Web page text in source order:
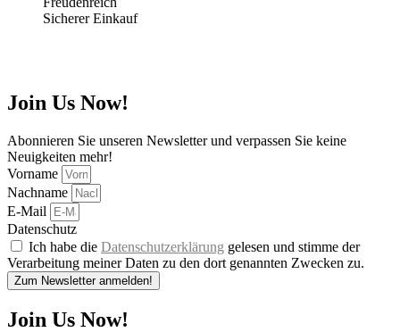
Sicherer Einkauf
Join Us Now!
Abonnieren Sie unseren Newsletter und verpassen Sie keine
Neuigkeiten mehr!
Vorname
Nachname
E-Mail
Datenschutz
Ich habe die Datenschutzerklärung gelesen und stimme der
Verarbeitung meiner Daten zu den dort genannten Zwecken zu.
Zum Newsletter anmelden!
Join Us Now!